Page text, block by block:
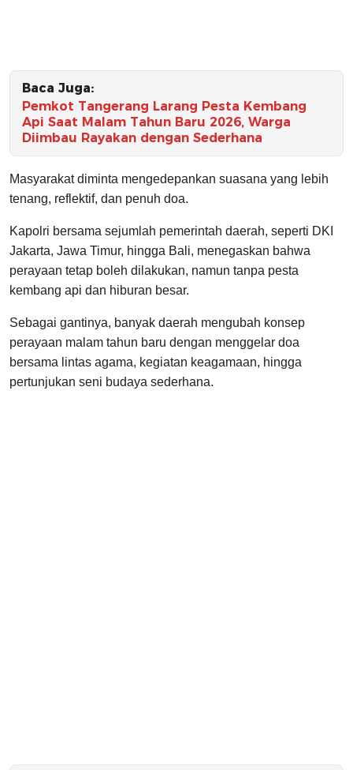
Baca Juga:
Pemkot Tangerang Larang Pesta Kembang
Api Saat Malam Tahun Baru 2026, Warga
Diimbau Rayakan dengan Sederhana
Masyarakat diminta mengedepankan suasana yang lebih
tenang, reflektif, dan penuh doa.
Kapolri bersama sejumlah pemerintah daerah, seperti DKI
Jakarta, Jawa Timur, hingga Bali, menegaskan bahwa
perayaan tetap boleh dilakukan, namun tanpa pesta
kembang api dan hiburan besar.
Sebagai gantinya, banyak daerah mengubah konsep
perayaan malam tahun baru dengan menggelar doa
bersama lintas agama, kegiatan keagamaan, hingga
pertunjukan seni budaya sederhana.